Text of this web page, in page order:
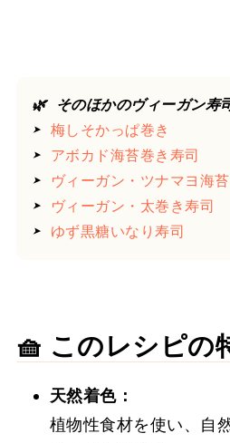
🌿 そのほかのヴィーガン寿
➤ 梅しそかっぱ巻き
➤
アボカド海苔巻き寿司
➤
ヴィーガン・ツナマヨ海
➤
ヴィーガン・太巻き寿司
➤
ゆず黒糖いなり寿司
🧺 このレシピの
天然着色：
植物性食材を使い、自